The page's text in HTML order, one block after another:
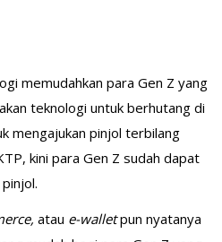
memudahkan para Gen Z yang
teknologi untuk berhutang di
mengajukan pinjol terbilang
kini para Gen Z sudah dapat
atau e-walletpun nyatanya